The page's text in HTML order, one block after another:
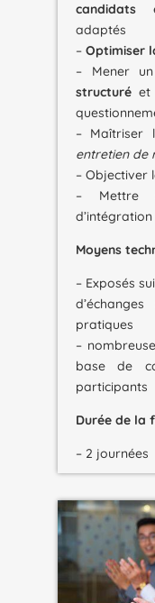
candidatset
adaptés
– Optimiser
– Mener un
structuréet
– Maîtriser
entretien de
– Objectiver
– Mettre
d’intégration
Moyens
– Exposés
pratiques
–
base de
participants
Durée de la
– 2 journées